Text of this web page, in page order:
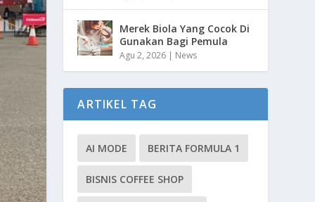
Merek Biola Yang Cocok Di
Gunakan Bagi Pemula
Agu 2, 2026 | News
ARTIKEL TAG
AI MODE BERITA FORMULA 1
BISNIS COFFEE SHOP